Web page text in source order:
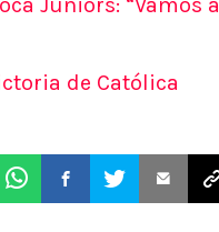
de Católica